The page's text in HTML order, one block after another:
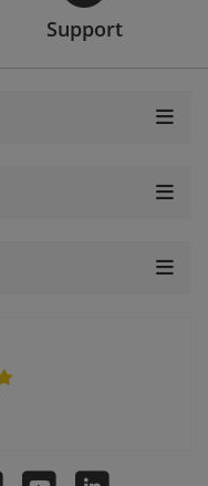
Support